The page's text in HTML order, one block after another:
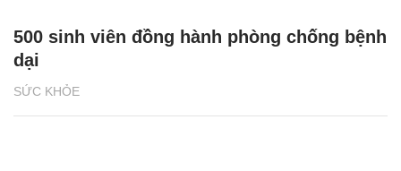
SỨC KHỎE
500 sinh viên đồng hành phòng chống bệnh
dại